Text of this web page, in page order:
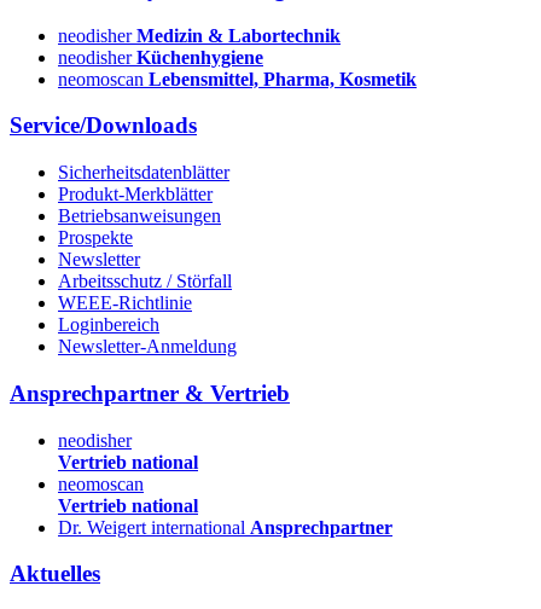
neodisherMedizin & Labortechnik
neodisherKüchenhygiene
neomoscan Lebensmittel, Pharma, Kosmetik
Service/Downloads
Sicherheitsdatenblätter
Produkt-Merkblätter
Betriebsanweisungen
Prospekte
Newsletter
Arbeitsschutz / Störfall
WEEE-Richtlinie
Loginbereich
Newsletter-Anmeldung
Ansprechpartner & Vertrieb
neodisher
Vertrieb national
neomoscan
Vertrieb national
Dr. Weigert international Ansprechpartner
Aktuelles